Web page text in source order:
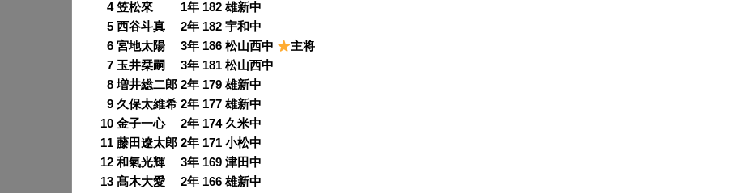
4 笠松來 1年 182 雄新中
5 西谷斗真 2年 182 宇和中
6 宮地太陽 3年 186 松山西中
主将
7 玉井栞嗣 3年 181 松山西中
8 増井総二郎 2年 179 雄新中
9 久保太維希 2年 177 雄新中
10 金子一心 2年 174 久米中
11 藤田遼太郎 2年 171 小松中
12 和氣光輝 3年 169 津田中
13 髙木大愛 2年 166 雄新中